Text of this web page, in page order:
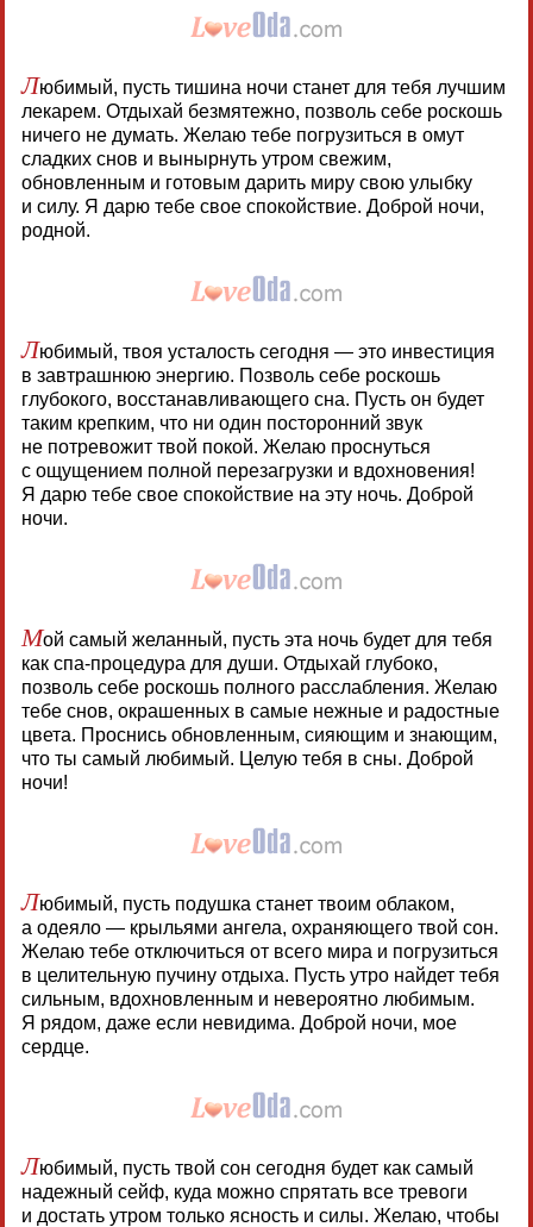
Любимый, пусть тишина ночи станет для тебя лучшим
лекарем. Отдыхай безмятежно, позволь себе роскошь
ничего не думать. Желаю тебе погрузиться в омут
сладких снов и вынырнуть утром свежим,
обновленным и готовым дарить миру свою улыбку
и силу. Я дарю тебе свое спокойствие. Доброй ночи,
родной.
Любимый, твоя усталость сегодня — это инвестиция
в завтрашнюю энергию. Позволь себе роскошь
глубокого, восстанавливающего сна. Пусть он будет
таким крепким, что ни один посторонний звук
не потревожит твой покой. Желаю проснуться
с ощущением полной перезагрузки и вдохновения!
Я дарю тебе свое спокойствие на эту ночь. Доброй
ночи.
Мой самый желанный, пусть эта ночь будет для тебя
как спа-процедура для души. Отдыхай глубоко,
позволь себе роскошь полного расслабления. Желаю
тебе снов, окрашенных в самые нежные и радостные
цвета. Проснись обновленным, сияющим и знающим,
что ты самый любимый. Целую тебя в сны. Доброй
ночи!
Любимый, пусть подушка станет твоим облаком,
а одеяло — крыльями ангела, охраняющего твой сон.
Желаю тебе отключиться от всего мира и погрузиться
в целительную пучину отдыха. Пусть утро найдет тебя
сильным, вдохновленным и невероятно любимым.
Я рядом, даже если невидима. Доброй ночи, мое
сердце.
Любимый, пусть твой сон сегодня будет как самый
надежный сейф, куда можно спрятать все тревоги
и достать утром только ясность и силы. Желаю, чтобы